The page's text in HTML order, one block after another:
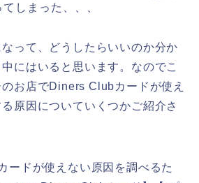
しまった、、、
って、どうしたらいいのか分か
にはいると思います。なのでこ
お店でDiners Clubカードが使え
原因についていくつかご紹介さ
ードが使えない原因を調べるた